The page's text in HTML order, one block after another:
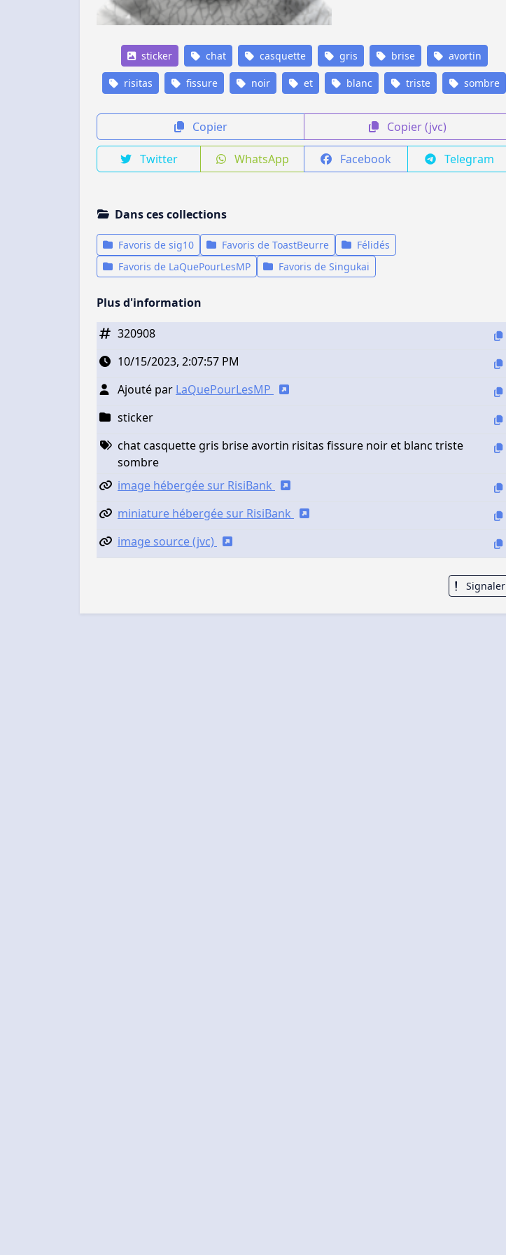
sticker chat casquette gris brise avortin
risitas fissure noir et blanc triste sombre
Copier Copier (jvc)
Twitter WhatsApp Facebook Telegram
Dans ces collections
Favoris de sig10 Favoris de ToastBeurre
Félidés
Favoris de LaQuePourLesMP
Favoris de Singukai
Plus d'information
320908
10/15/2023, 2:07:57 PM
Ajouté par LaQuePourLesMP
sticker
chat casquette gris brise avortin risitas fissure noir et blanc triste
sombre
image hébergée sur RisiBank
miniature hébergée sur RisiBank
image source (jvc)
Signaler